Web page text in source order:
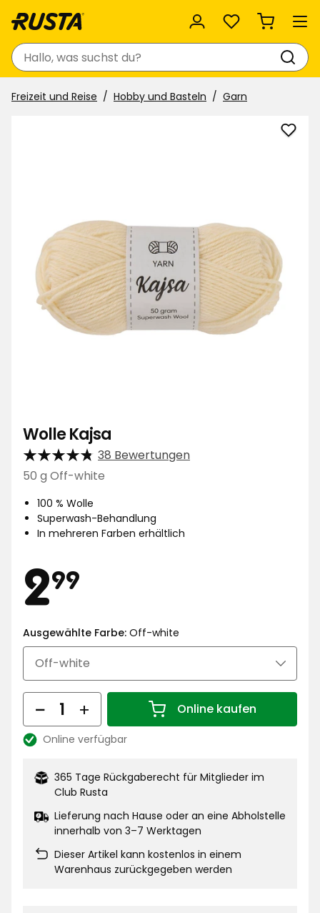
Favoriten
Suchen
Freizeit und Reise Hobby und Basteln Garn
Wolle
Wolle Kajsa
38 Bewertungen
50 g Off-white
100 % Wolle
Superwash-Behandlung
In mehreren Farben erhältlich
Preis
299
€
Ausgewählte Farbe: Off-white
Menge Online kaufen
Menge 1
Lagerbestand:
Online verfügbar
365 Tage Rückgaberecht für Mitglieder im
Club Rusta
Lieferung nach Hause oder an eine Abholstelle
innerhalb von 3–7 Werktagen
Dieser Artikel kann kostenlos in einem
Warenhaus zurückgegeben werden